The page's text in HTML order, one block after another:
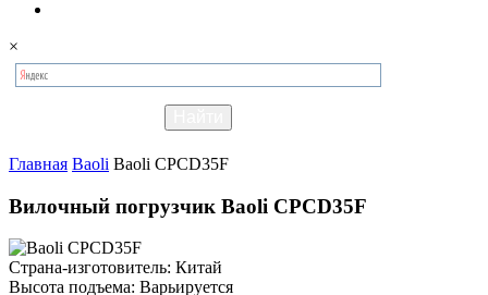
×
Главная Baoli Baoli CPCD35F
Вилочный погрузчик Baoli CPCD35F
Страна-изготовитель: Китай
Высота подъема: Варьируется